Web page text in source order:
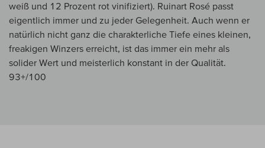
weiß und 12 Prozent rot vinifiziert). Ruinart Rosé passt
eigentlich immer und zu jeder Gelegenheit. Auch wenn er
natürlich nicht ganz die charakterliche Tiefe eines kleinen,
freakigen Winzers erreicht, ist das immer ein mehr als
solider Wert und meisterlich konstant in der Qualität.
93+/100